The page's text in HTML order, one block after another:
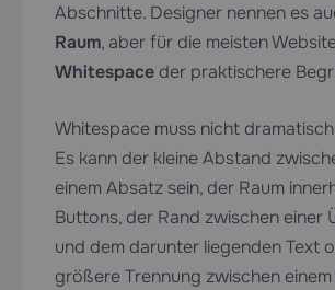
Abschnitte. Designer nennen es
Raum, aber für die meisten
Whitespace der praktischere
Whitespace muss nicht
Es kann der kleine Abstand
einem Absatz sein, der Raum
Buttons, der Rand zwischen einer
und dem darunter liegenden Text
größere Trennung zwischen